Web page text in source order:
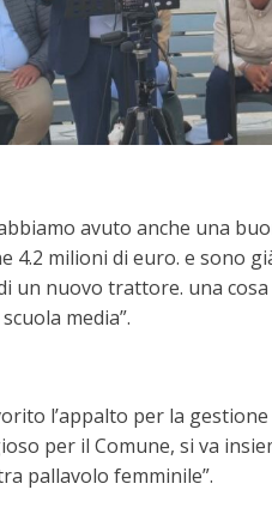
avuto anche una
4.2 milioni di euro. e sono
un nuovo trattore. una
media”.
l’appalto per la
per il Comune, si va
pallavolo femminile”.